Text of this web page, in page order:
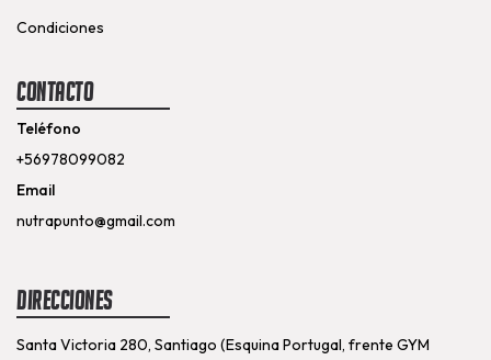
Condiciones
Contacto
Teléfono
+56978099082
Email
nutrapunto@gmail.com
Direcciones
Santa Victoria 280, Santiago (Esquina Portugal, frente GYM